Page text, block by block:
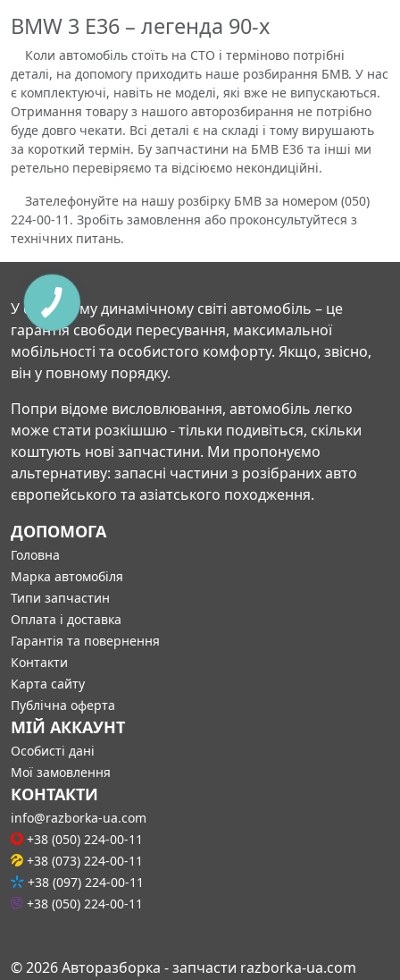
BMW 3 E36 – легенда 90-х
Коли автомобіль стоїть на СТО і терміново потрібні
деталі, на допомогу приходить наше розбирання БМВ. У нас
є комплектуючі, навіть не моделі, які вже не випускаються.
Отримання товару з нашого авторозбирання не потрібно
буде довго чекати. Всі деталі є на складі і тому вирушають
за короткий термін. Бу запчастини на БМВ Е36 та інші ми
ретельно перевіряємо та відсіюємо некондиційні.
Зателефонуйте на нашу розбірку БМВ за номером (050)
224-00-11. Зробіть замовлення або проконсультуйтеся з
технічних питань.
У сучасному динамічному світі автомобіль – це
гарантія свободи пересування, максимальної
мобільності та особистого комфорту. Якщо, звісно,
він у повному порядку.
Попри відоме висловлювання, автомобіль легко
може стати розкішшю - тільки подивіться, скільки
коштують нові запчастини. Ми пропонуємо
альтернативу: запасні частини з розібраних авто
європейського та азіатського походження.
ДОПОМОГА
Головна
Марка автомобіля
Типи запчастин
Оплата і доставка
Гарантія та повернення
Контакти
Карта сайту
Публічна оферта
МІЙ АККАУНТ
Особисті дані
Мої замовлення
КОНТАКТИ
info@razborka-ua.com
+38 (050) 224-00-11
+38 (073) 224-00-11
+38 (097) 224-00-11
+38 (050) 224-00-11
© 2026 Авторазборка - запчасти razborka-ua.com